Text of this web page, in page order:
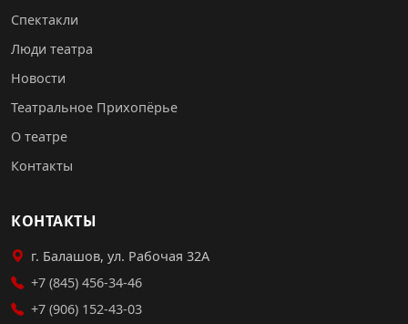
Спектакли
Люди театра
Новости
Театральное Прихопёрье
О театре
Контакты
КОНТАКТЫ
г. Балашов, ул. Рабочая 32А
+7 (845) 456-34-46
+7 (906) 152-43-03